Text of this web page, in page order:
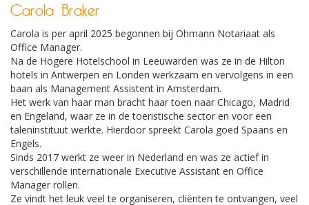
Carola Braker
Carola is per april 2025 begonnen bij Ohmann Notariaat als
Office Manager.
Na de Hogere Hotelschool in Leeuwarden was ze in de Hilton
hotels in Antwerpen en Londen werkzaam en vervolgens in een
baan als Management Assistent in Amsterdam.
Het werk van haar man bracht haar toen naar Chicago, Madrid
en Engeland, waar ze in de toeristische sector en voor een
taleninstituut werkte. Hierdoor spreekt Carola goed Spaans en
Engels.
Sinds 2017 werkt ze weer in Nederland en was ze actief in
verschillende internationale Executive Assistant en Office
Manager rollen.
Ze vindt het leuk veel te organiseren, cliënten te ontvangen, veel